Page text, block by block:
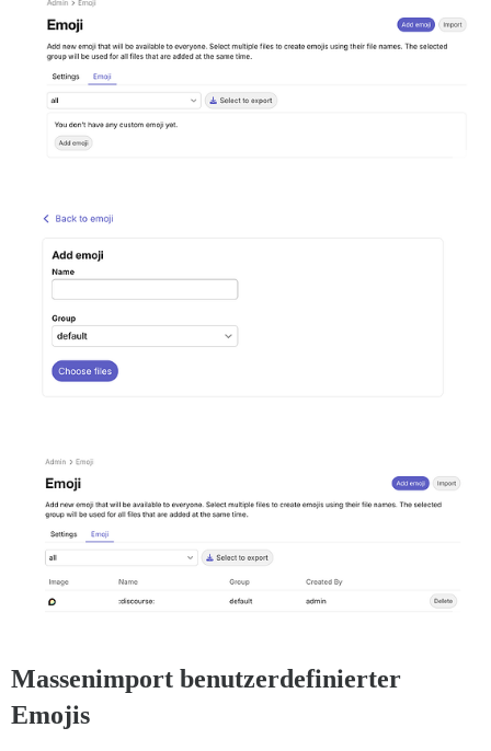
Massenimport benutzerdefinierter
Emojis